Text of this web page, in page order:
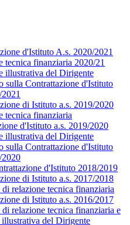
d'Istituto A.s. 2020/2021
tecnica finanziaria 2020/21
illustrativa del Dirigente
sulla Contrattazione d'Istituto
di Istituto a.s. 2019/2020
tecnica finanziaria
d'Istituto a.s. 2019/2020
illustrativa del Dirigente
sulla Contrattazione d'Istituto
2020
d'Istituto 2018/2019
di Istituto a.s. 2017/2018
di relazione tecnica finanziaria
di Istituto a.s. 2016/2017
di relazione tecnica finanziaria e
illustrativa del Dirigente